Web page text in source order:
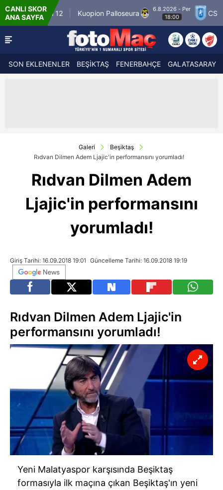
CANLI SKOR
ANA SAYFA
Match 12 Kuopion Palloseura
6.8.2026 - Per
18:00
CS
SON EKLENENLER BEŞİKTAŞ FENERBAHÇE GALATASARAY
Galeri
Beşiktaş
Rıdvan Dilmen Adem Ljajic'in performansını yorumladı!
Rıdvan Dilmen Adem
Ljajic'in performansını
yorumladı!
Giriş Tarihi: 16.09.2018 19:01 Güncelleme Tarihi: 16.09.2018 19:19
Rıdvan Dilmen Adem Ljajic'in
performansını yorumladı!
Yeni Malatyaspor karşısında Beşiktaş
formasıyla ilk maçına çıkan Beşiktaş'ın yeni